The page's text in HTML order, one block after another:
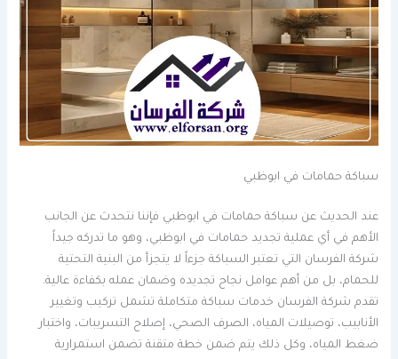
سباكة حمامات في ابوظبي
عند الحديث عن سباكة حمامات في ابوظبي فإننا نتحدث عن الجانب
الأهم في أي عملية تجديد حمامات في ابوظبي، وهو ما تدركه جيداً
شركة الفرسان التي تعتبر السباكة جزءاً لا يتجزأ من البنية التحتية
للحمام، بل من أهم عوامل نجاح تجديده وضمان عمله بكفاءة عالية.
تقدم شركة الفرسان خدمات سباكة متكاملة تشمل تركيب وتغيير
الأنابيب، توصيلات المياه، الصرف الصحي، إصلاح التسريبات، واختبار
ضغط المياه، وكل ذلك يتم ضمن خطة متقنة تضمن استمرارية